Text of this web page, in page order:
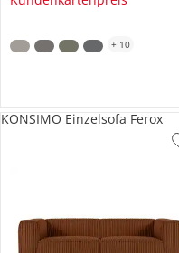
+ 10
KONSIMO Einzelsofa Ferox